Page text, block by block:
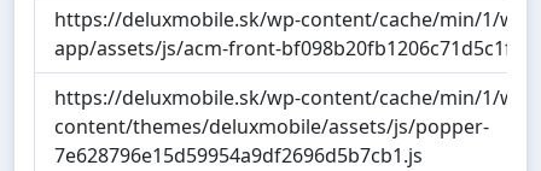
https://deluxmobile.sk/wp-content/cache/min/1/
app/assets/js/acm-front-
https://deluxmobile.sk/wp-content/cache/min/1/wp-
content/themes/deluxmobile/assets/js/popper-
7e628796e15d59954a9df2696d5b7cb1.js